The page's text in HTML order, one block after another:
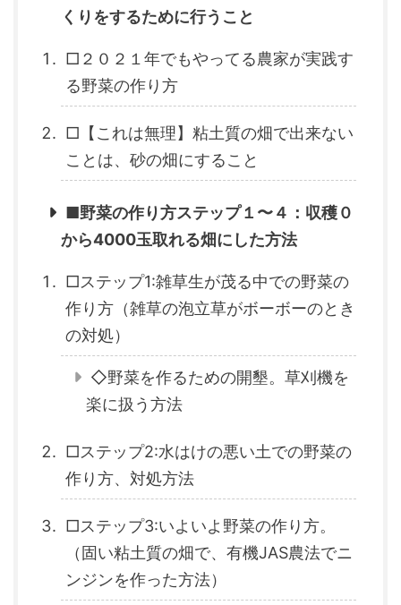
くりをするために行うこと
□２０２１年でもやってる農家が実践す
る野菜の作り方
□【これは無理】粘土質の畑で出来ない
ことは、砂の畑にすること
■野菜の作り方ステップ１〜４：収穫０
から4000玉取れる畑にした方法
□ステップ1:雑草生が茂る中での野菜の
作り方（雑草の泡立草がボーボーのとき
の対処）
◇野菜を作るための開墾。草刈機を
楽に扱う方法
□ステップ2:水はけの悪い土での野菜の
作り方、対処方法
□ステップ3:いよいよ野菜の作り方。
（固い粘土質の畑で、有機JAS農法でニ
ンジンを作った方法）